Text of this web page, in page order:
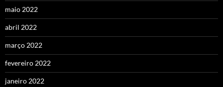
maio 2022
abril 2022
março 2022
fevereiro 2022
janeiro 2022